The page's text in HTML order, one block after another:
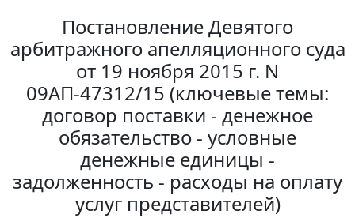
Постановление Девятого
арбитражного апелляционного суда
от 19 ноября 2015 г. N
09АП-47312/15 (ключевые темы:
договор поставки - денежное
обязательство - условные
денежные единицы -
задолженность - расходы на оплату
услуг представителей)